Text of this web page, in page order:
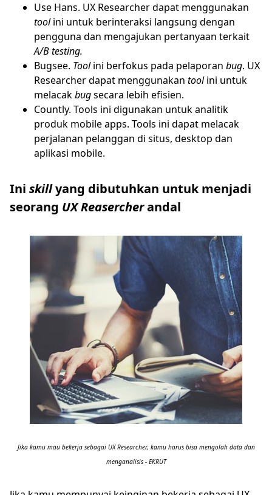
Use Hans. UX Researcher dapat menggunakan
toolini untuk berinteraksi langsung dengan
pengguna dan mengajukan pertanyaan terkait
A/B testing.
Bugsee. Toolini berfokus pada pelaporan bug. UX
Researcher dapat menggunakan toolini untuk
melacakbugsecara lebih efisien.
Countly. Tools ini digunakan untuk analitik
produk mobile apps. Tools ini dapat melacak
perjalanan pelanggan di situs, desktop dan
aplikasi mobile.
Ini skillyang dibutuhkan untuk menjadi
seorang UX Reasercherandal
Jika kamu mau bekerja sebagai UX Researcher, kamu harus bisa mengolah data dan
menganalisis - EKRUT